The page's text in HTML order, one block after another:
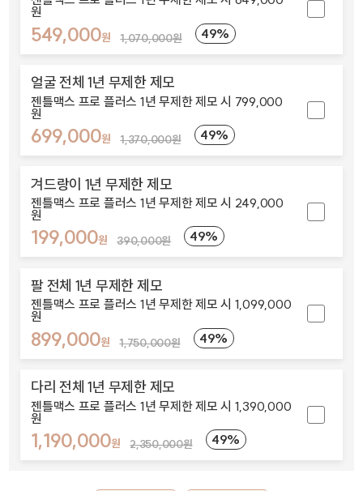
원
549,000원 1,070,000원 49%
얼굴 전체 1년 무제한 제모
젠틀맥스 프로 플러스 1년 무제한 제모 시 799,000
원
699,000원 1,370,000원 49%
겨드랑이 1년 무제한 제모
젠틀맥스 프로 플러스 1년 무제한 제모 시 249,000
원
199,000원 390,000원 49%
팔 전체 1년 무제한 제모
젠틀맥스 프로 플러스 1년 무제한 제모 시 1,099,000
원
899,000원 1,750,000원 49%
다리 전체 1년 무제한 제모
젠틀맥스 프로 플러스 1년 무제한 제모 시 1,390,000
원
1,190,000원 2,350,000원 49%